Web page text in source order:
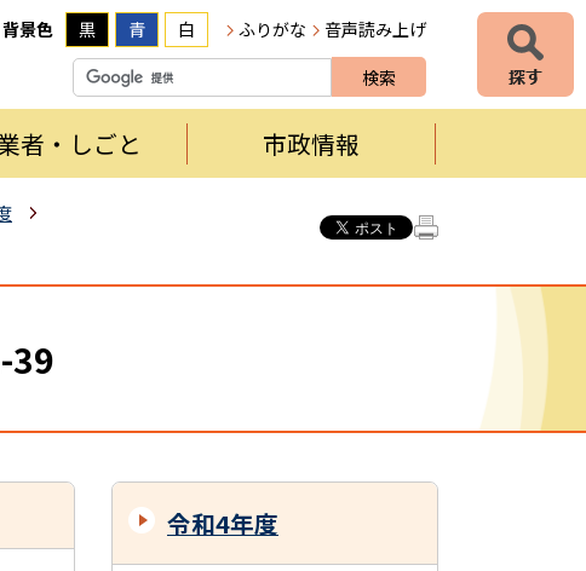
背景色 黒 青 白 ふりがな 音声読み上げ
者・しごと 市政情報
39
令和4年度